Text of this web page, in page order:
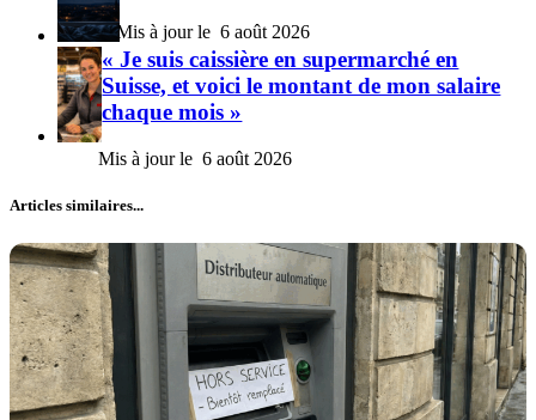
6 août 2026
« Je suis caissière en supermarché en
Suisse, et voici le montant de mon salaire
chaque mois »
6 août 2026
Articles similaires...